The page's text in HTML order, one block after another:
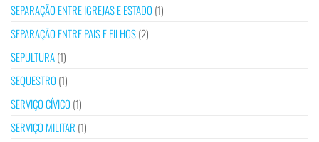
SEPARAÇÃO ENTRE IGREJAS E ESTADO (1)
SEPARAÇÃO ENTRE PAIS E FILHOS(2)
SEPULTURA(1)
SEQUESTRO (1)
SERVIÇO CÍVICO (1)
SERVIÇO MILITAR (1)